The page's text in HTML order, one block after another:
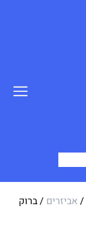
/ אביזרים / ברוק